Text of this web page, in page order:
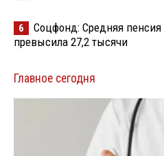
6
Соцфонд: Средняя пенсия
превысила 27,2 тысячи
Главное сегодня